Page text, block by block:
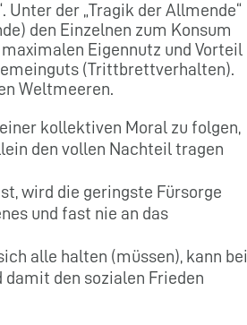
der „Tragik der Allmende“
den Einzelnen zum Konsum
Eigennutz und Vorteil
(Trittbrettverhalten).
Weltmeeren.
kollektiven Moral zu folgen,
den vollen Nachteil tragen
wird die geringste Fürsorge
und fast nie an das
alle halten (müssen), kann bei
den sozialen Frieden